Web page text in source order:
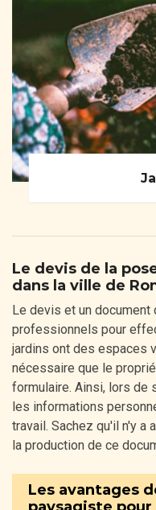
Le devis de la
dans la ville de
Le devis et un
professionnels pour
jardins ont des espaces
nécessaire que le
formulaire. Ainsi, lors de
les informations
travail. Sachez qu'il n'y a
la production de ce
Les avantages